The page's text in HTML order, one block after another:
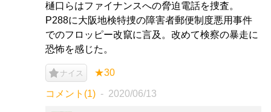
樋口らはファイナンスへの脅迫電話を捜査。
P288に大阪地検特捜の障害者郵便制度悪用事件
でのフロッピー改竄に言及。改めて検察の暴走に
恐怖を感じた。
ナイス ★30
コメント(1) 2020/06/13